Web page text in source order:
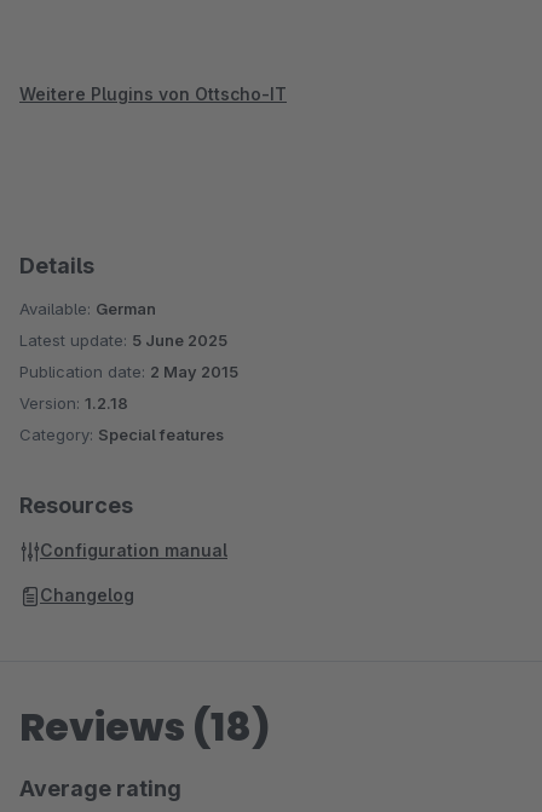
Weitere Plugins von Ottscho-IT
Details
Available: German
Latest update: 5 June 2025
Publication date: 2 May 2015
Version: 1.2.18
Category: Special features
Resources
Configuration manual
Changelog
Reviews (18)
Average rating